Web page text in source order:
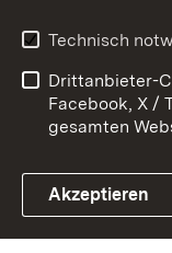
Link zum
Barrierefreiheit
Impressum
Technisch
Drittanbieter-
Facebook, X /
gesamten
Akzeptieren